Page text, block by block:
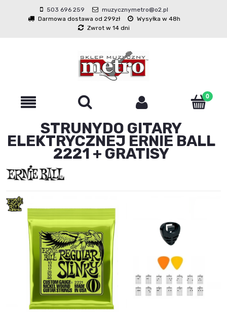
503 696 259
muzycznymetro@o2.pl
Darmowa dostawa od 299zł
Wysyłka w 48h
Zwrot w 14 dni
STRUNYDO GITARY
ELEKTRYCZNEJ ERNIE BALL
2221 + GRATISY